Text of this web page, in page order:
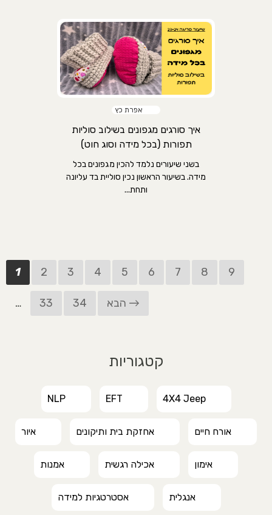
אפרת כץ
איך סורגים מגפונים בשילוב סוליות
תפורות (בכל מידה וסוג חוט)
בשני שיעורים נלמד להכין מגפונים בכל
מידה. בשיעור הראשון נכין סוליית בד עליונה
ותחת...
1 2 3 4 5 6 7 8 9
… 33 34 הבא →
קטגוריות
4X4 Jeep
NLP
אורח חיים אחזקת בית ותיקונים איור
אימון אכילה רגשית אמנות
אנגלית אסטרטגיות למידה